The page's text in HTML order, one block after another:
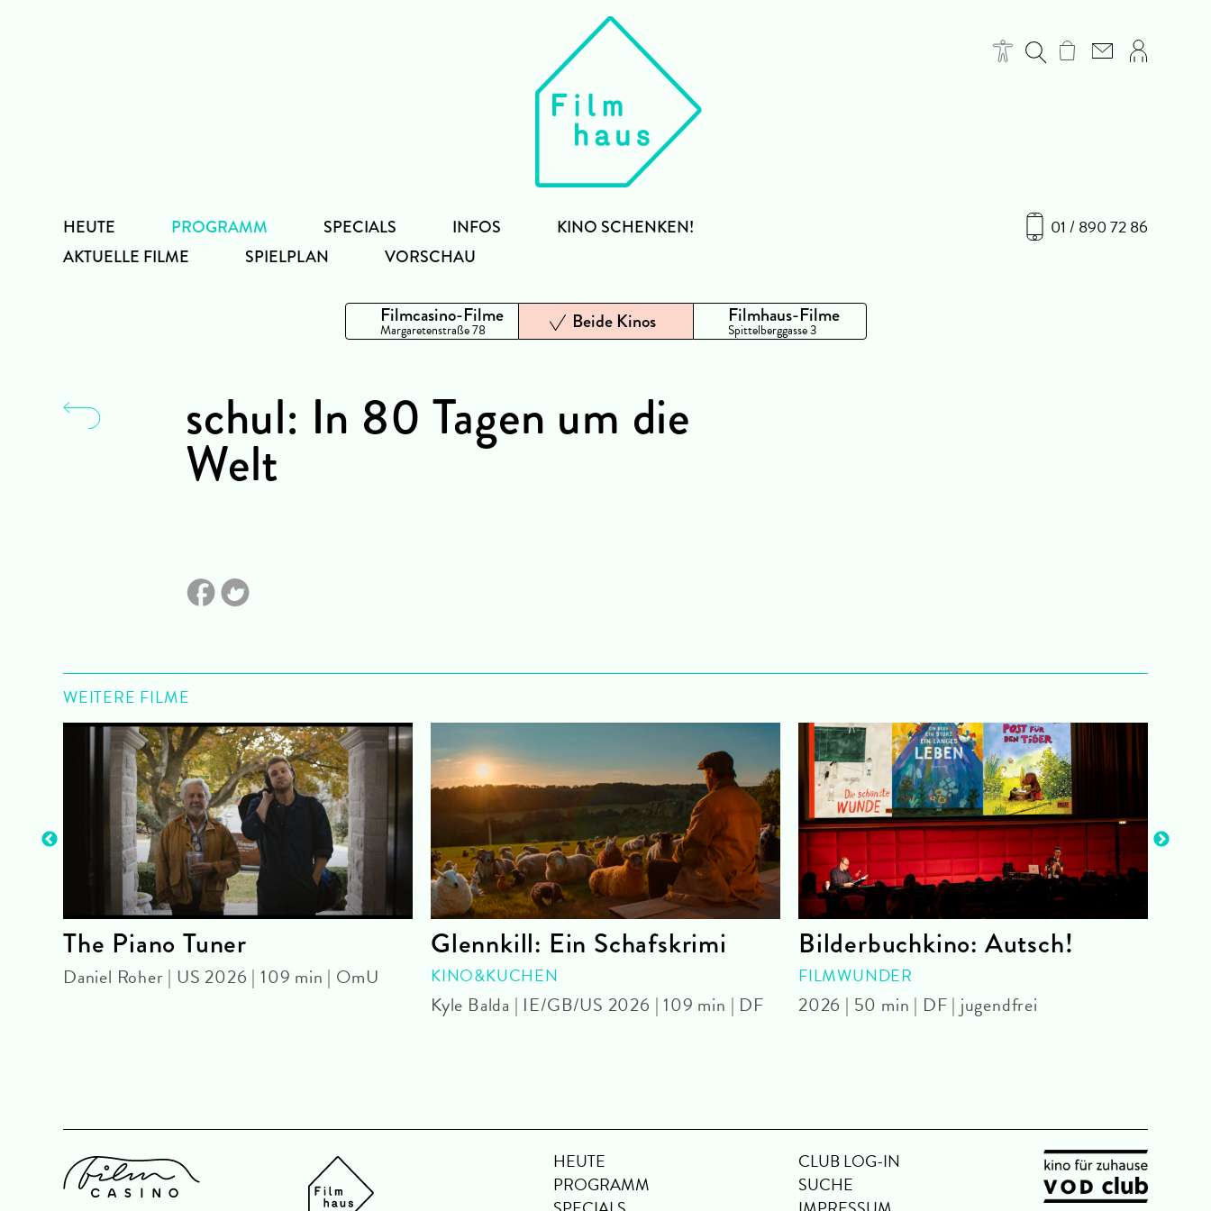
01 / 890 72 86
HEUTE
PROGRAMM
AKTUELLE FILME
SPIELPLAN VORSCHAU
SPECIALS INFOS KINO SCHENKEN!
Filmcasino-Filme
Margaretenstraße 78 Beide Kinos Filmhaus-Filme
Spittelberggasse 3
schul: In 80 Tagen um die
Welt
WEITERE FILME
The Piano Tuner
Daniel Roher | US 2026 | 109 min | OmU
Glennkill: Ein Schafskrimi
KINO&KUCHEN
Kyle Balda | IE/GB/US 2026 | 109 min | DF
Bilderbuchkino: Autsch!
FILMWUNDER
2026 | 50 min | DF | jugendfrei
HEUTE
PROGRAMM
CLUB LOG-IN
SUCHE